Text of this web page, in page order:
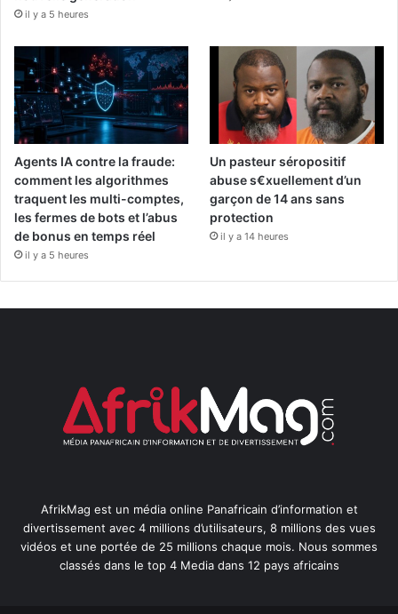
il y a 5 heures
Agents IA contre la fraude:
comment les algorithmes
traquent les multi-comptes,
les fermes de bots et l’abus
de bonus en temps réel
il y a 5 heures
Un pasteur séropositif
abuse s€xuellement d’un
garçon de 14 ans sans
protection
il y a 14 heures
AfrikMag est un média online Panafricain d’information et
divertissement avec 4 millions d’utilisateurs, 8 millions des vues
vidéos et une portée de 25 millions chaque mois. Nous sommes
classés dans le top 4 Media dans 12 pays africains